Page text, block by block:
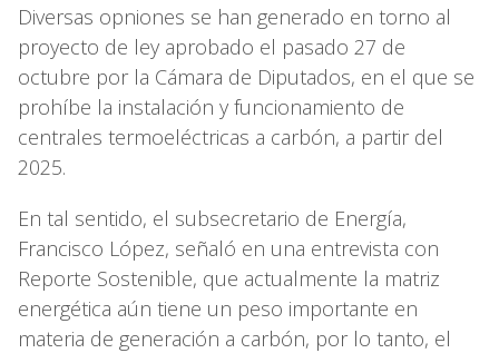
Diversas opniones se han generado en torno al
proyecto de ley aprobado el pasado 27 de
octubre por la Cámara de Diputados, en el que se
prohíbe la instalación y funcionamiento de
centrales termoeléctricas a carbón, a partir del
2025.
En tal sentido, el subsecretario de Energía,
Francisco López, señaló en una entrevista con
Reporte Sostenible, que actualmente la matriz
energética aún tiene un peso importante en
materia de generación a carbón, por lo tanto, el